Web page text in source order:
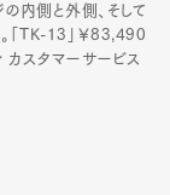
の内側と外側、そして
「TK-13」￥83,490
カスタマーサービス